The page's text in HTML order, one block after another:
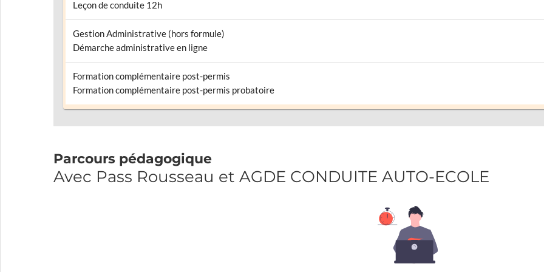
Leçon de conduite 12h
Gestion Administrative (hors formule)
Démarche administrative en ligne
Formation complémentaire post-permis
Formation complémentaire post-permis probatoire
Parcours pédagogique
Avec Pass Rousseau et AGDE CONDUITE AUTO-ECOLE